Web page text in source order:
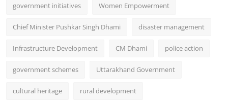
government initiatives Women Empowerment
Chief Minister Pushkar Singh Dhami disaster management
Infrastructure Development CM Dhami police action
government schemes Uttarakhand Government
cultural heritage rural development